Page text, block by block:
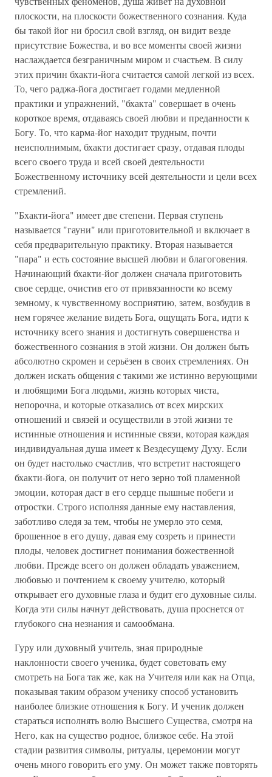
плоскости, на плоскости божественного сознания. Куда
бы такой йог ни бросил свой взгляд, он видит везде
присутствие Божества, и во все моменты своей жизни
наслаждается безграничным миром и счастьем. В силу
этих причин бхакти-йога считается самой легкой из всех.
То, чего раджа-йога достигает годами медленной
практики и упражнений, "бхакта" совершает в очень
короткое время, отдаваясь своей любви и преданности к
Богу. То, что карма-йог находит трудным, почти
неисполнимым, бхакти достигает сразу, отдавая плоды
всего своего труда и всей своей деятельности
Божественному источнику всей деятельности и цели всех
стремлений.
"Бхакти-йога" имеет две степени. Первая ступень
называется "гауни" или приготовительной и включает в
себя предварительную практику. Вторая называется
"пара" и есть состояние высшей любви и благоговения.
Начинающий бхакти-йог должен сначала приготовить
свое сердце, очистив его от привязанности ко всему
земному, к чувственному восприятию, затем, возбудив в
нем горячее желание видеть Бога, ощущать Бога, идти к
источнику всего знания и достигнуть совершенства и
божественного сознания в этой жизни. Он должен быть
абсолютно скромен и серьёзен в своих стремлениях. Он
должен искать общения с такими же истинно верующими
и любящими Бога людьми, жизнь которых чиста,
непорочна, и которые отказались от всех мирских
отношений и связей и осуществили в этой жизни те
истинные отношения и истинные связи, которая каждая
индивидуальная душа имеет к Вездесущему Духу. Если
он будет настолько счастлив, что встретит настоящего
бхакти-йога, он получит от него зерно той пламенной
эмоции, которая даст в его сердце пышные побеги и
отростки. Строго исполняя данные ему наставления,
заботливо следя за тем, чтобы не умерло это семя,
брошенное в его душу, давая ему созреть и принести
плоды, человек достигнет понимания божественной
любви. Прежде всего он должен обладать уважением,
любовью и почтением к своему учителю, который
открывает его духовные глаза и будит его духовные силы.
Когда эти силы начнут действовать, душа проснется от
глубокого сна незнания и самообмана.
Гуру или духовный учитель, зная природные
наклонности своего ученика, будет советовать ему
смотреть на Бога так же, как на Учителя или как на Отца,
показывая таким образом ученику способ установить
наиболее близкие отношения к Богу. И ученик должен
стараться исполнять волю Высшего Существа, смотря на
Него, как на существо родное, близкое себе. На этой
стадии развития символы, ритуалы, церемонии могут
очень много говорить его уму. Он может также повторять